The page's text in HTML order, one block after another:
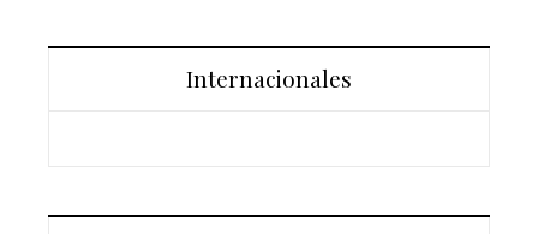
Internacionales